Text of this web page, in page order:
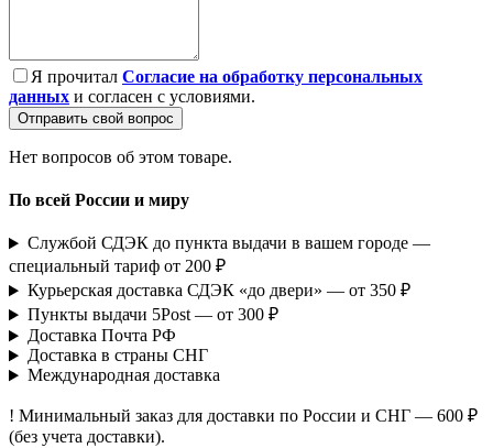
Я прочитал Согласие на обработку персональных
данных и согласен с условиями.
Отправить свой вопрос
Нет вопросов об этом товаре.
По всей России и миру
Службой СДЭК до пункта выдачи в вашем городе —
специальный тариф от 200 ₽
Курьерская доставка СДЭК «до двери» — от 350 ₽
Пункты выдачи 5Post — от 300 ₽
Доставка Почта РФ
Доставка в страны СНГ
Международная доставка
! Минимальный заказ для доставки по России и СНГ — 600 ₽
(без учета доставки).